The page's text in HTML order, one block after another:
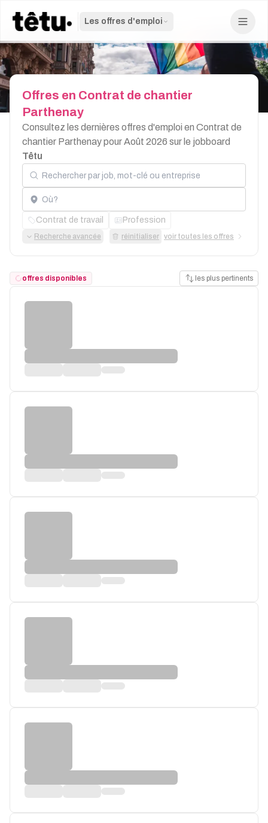
Les offres d'emploi
Offres en Contrat de chantier
Parthenay
Consultez les dernières offres d'emploi en Contrat de
chantier Parthenay pour Août 2026 sur le jobboard
Têtu
Rechercher par job, mot-clé ou entreprise
Localisation
Contrat de travail Profession
Recherche avancée réinitialiser voir toutes les offres
offres disponibles les plus pertinents